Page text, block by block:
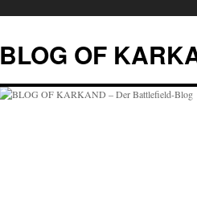
springen
BLOG OF